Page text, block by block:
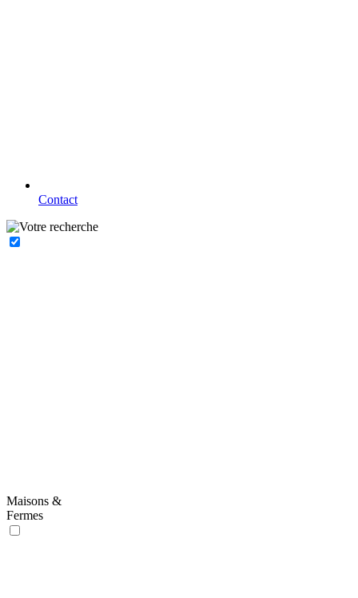
Contact
Maisons &
Fermes